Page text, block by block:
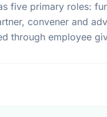
five primary roles:
convener and
through employee
…